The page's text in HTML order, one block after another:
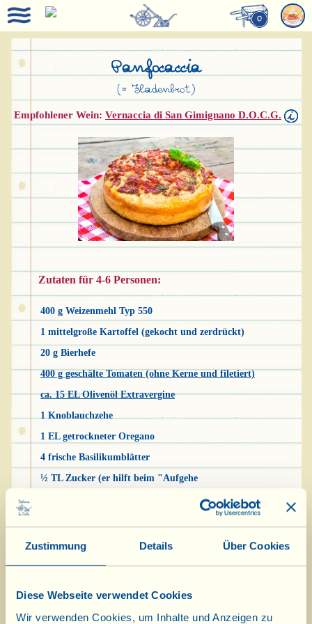
Zustimmung Details Über Cookies
Diese Webseite verwendet Cookies
Wir verwenden Cookies, um Inhalte und Anzeigen zu
0
Panfocaccia
(= Fladenbrot)
Empfohlener Wein: Vernaccia di San Gimignano D.O.C.G.
Zutaten für 4-6 Personen:
400 g Weizenmehl Typ 550
1 mittelgroße Kartoffel (gekocht und zerdrückt)
20 g Bierhefe
400 g geschälte Tomaten (ohne Kerne und filetiert)
ca. 15 EL Olivenöl Extravergine
1 Knoblauchzehe
1 EL getrockneter Oregano
4 frische Basilikumblätter
½ TL Zucker (er hilft beim "Aufgehe
1 TL Salz (oder nach Geschmack) plus eine "Prise" für die
Die Hefe mit dem Zucker und 4 EL lauwarmem
Wasser in einem Schüsselchen auflösen. Das